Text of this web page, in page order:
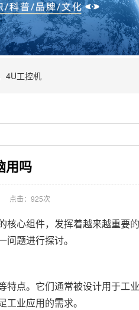
4U工控机
用吗
点击： 925次
核心组件，发挥着越来越重要
题进行探讨。
点。它们通常被设计用于工
业应用的需求。